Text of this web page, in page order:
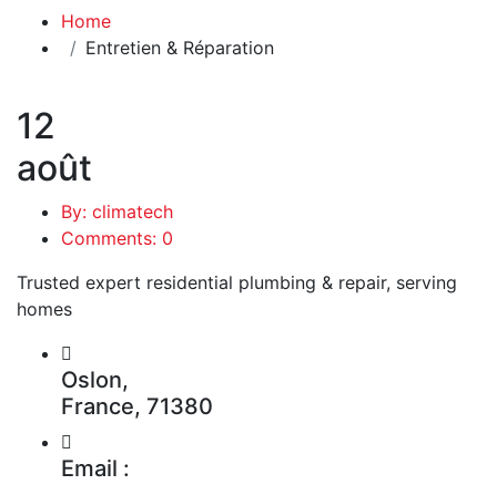
Home
Entretien & Réparation
12
août
By: climatech
Comments: 0
Trusted expert residential plumbing & repair, serving
homes
Oslon,
France, 71380
Email :